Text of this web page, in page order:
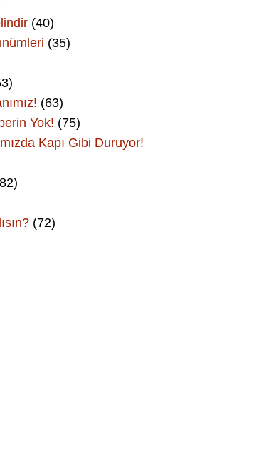
(40)
(35)
(63)
Yok! (75)
Kapı Gibi Duruyor!
(72)